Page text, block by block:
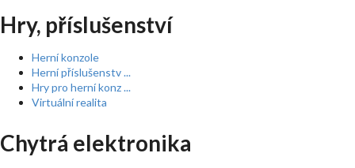
Hry, příslušenství
Herní konzole
Herní příslušenstv ...
Hry pro herní konz ...
Virtuální realita
Chytrá elektronika